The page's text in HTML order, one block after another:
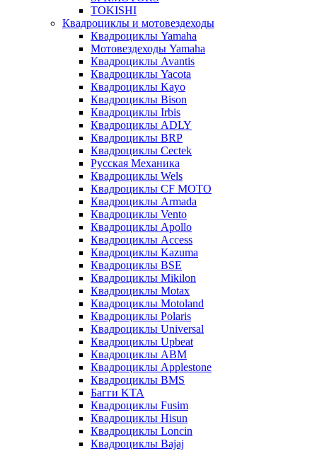
TOKISHI
Квадроциклы и мотовездеходы
Квадроциклы Yamaha
Мотовездеходы Yamaha
Квадроциклы Avantis
Квадроциклы Yacota
Квадроциклы Kayo
Квадроциклы Bison
Квадроциклы Irbis
Квадроциклы ADLY
Квадроциклы BRP
Квадроциклы Cectek
Русская Механика
Квадроциклы Wels
Квадроциклы CF MOTO
Квадроциклы Armada
Квадроциклы Vento
Квадроциклы Apollo
Квадроциклы Access
Квадроциклы Kazuma
Квадроциклы BSE
Квадроциклы Mikilon
Квадроциклы Motax
Квадроциклы Motoland
Квадроциклы Polaris
Квадроциклы Universal
Квадроциклы Upbeat
Квадроциклы ABM
Квадроциклы Applestone
Квадроциклы BMS
Багги KTA
Квадроциклы Fusim
Квадроциклы Hisun
Квадроциклы Loncin
Квадроциклы Bajaj